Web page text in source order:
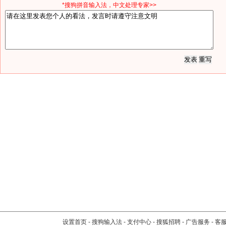
*搜狗拼音输入法，中文处理专家>>
设置首页 - 搜狗输入法 - 支付中心 - 搜狐招聘 - 广告服务 - 客